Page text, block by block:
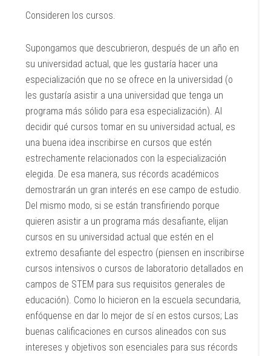
Consideren los cursos.
Supongamos que descubrieron, después de un año en
su universidad actual, que les gustaría hacer una
especialización que no se ofrece en la universidad (o
les gustaría asistir a una universidad que tenga un
programa más sólido para esa especialización). Al
decidir qué cursos tomar en su universidad actual, es
una buena idea inscribirse en cursos que estén
estrechamente relacionados con la especialización
elegida. De esa manera, sus récords académicos
demostrarán un gran interés en ese campo de estudio.
Del mismo modo, si se están transfiriendo porque
quieren asistir a un programa más desafiante, elijan
cursos en su universidad actual que estén en el
extremo desafiante del espectro (piensen en inscribirse
cursos intensivos o cursos de laboratorio detallados en
campos de STEM para sus requisitos generales de
educación). Como lo hicieron en la escuela secundaria,
enfóquense en dar lo mejor de sí en estos cursos; Las
buenas calificaciones en cursos alineados con sus
intereses y objetivos son esenciales para sus récords